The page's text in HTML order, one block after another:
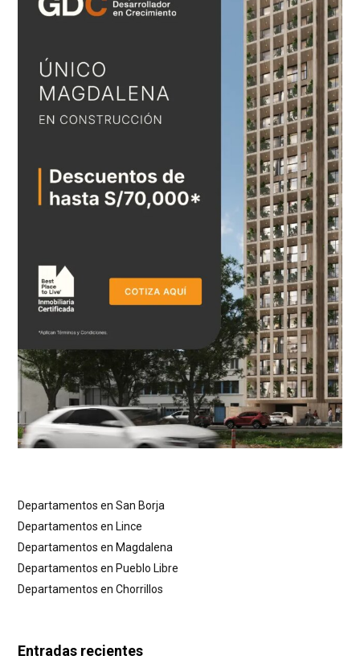
Departamentos en San Borja
Departamentos en Lince
Departamentos en Magdalena
Departamentos en Pueblo Libre
Departamentos en Chorrillos
Entradas recientes